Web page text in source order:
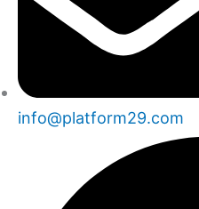
info@platform29.com